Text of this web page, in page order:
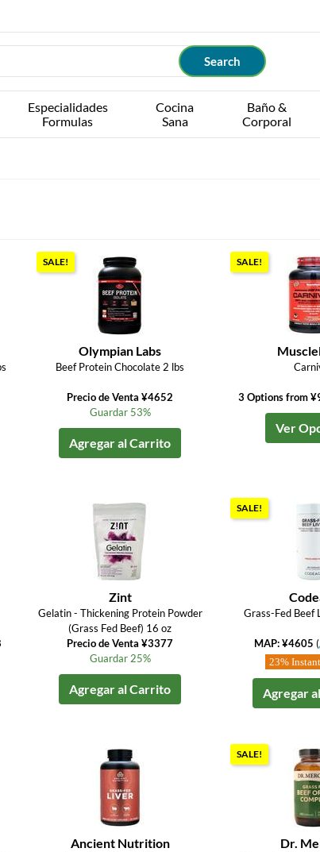
Especialidades
Formulas
Cocina
Sana
Baño &
Corporal
SALE!
Olympian Labs
Beef Protein Chocolate 2 lbs
Precio de Venta ¥4652
Guardar 53%
Agregar al Carrito
SALE!
3 Options from
Ver
Zint
Gelatin - Thickening Protein Powder
(Grass Fed Beef) 16 oz
Precio de Venta ¥3377
Guardar 25%
Agregar al Carrito
SALE!
Grass-Fed Beef
MAP: ¥4605 (
23%
Agregar
Ancient Nutrition
SALE!
Dr.